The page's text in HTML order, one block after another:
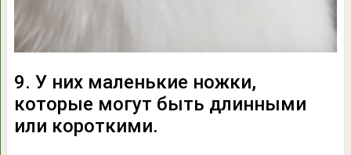
9. У них маленькие ножки,
которые могут быть длинными
или короткими.